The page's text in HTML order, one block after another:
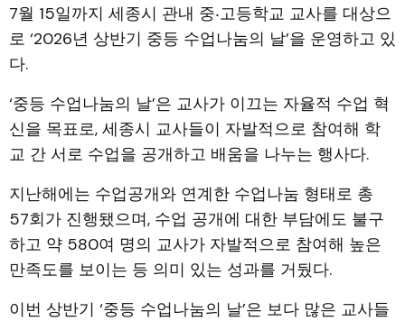
7월 15일까지 세종시 관내 중‧고등학교 교사를 대상으
로 ‘2026년 상반기 중등 수업나눔의 날’을 운영하고 있
다.
‘중등 수업나눔의 날’은 교사가 이끄는 자율적 수업 혁
신을 목표로, 세종시 교사들이 자발적으로 참여해 학
교 간 서로 수업을 공개하고 배움을 나누는 행사다.
지난해에는 수업공개와 연계한 수업나눔 형태로 총
57회가 진행됐으며, 수업 공개에 대한 부담에도 불구
하고 약 580여 명의 교사가 자발적으로 참여해 높은
만족도를 보이는 등 의미 있는 성과를 거뒀다.
이번 상반기 ‘중등 수업나눔의 날’은 보다 많은 교사들